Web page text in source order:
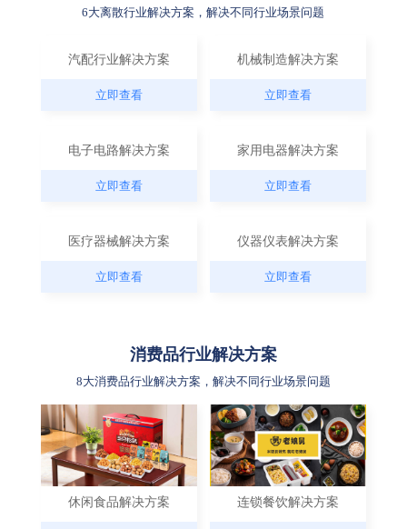
6大离散行业解决方案，解决不同行业场景问题
汽配行业解决方案
立即查看
机械制造解决方案
立即查看
电子电路解决方案
立即查看
家用电器解决方案
立即查看
医疗器械解决方案
立即查看
仪器仪表解决方案
立即查看
消费品行业解决方案
8大消费品行业解决方案，解决不同行业场景问题
休闲食品解决方案 连锁餐饮解决方案